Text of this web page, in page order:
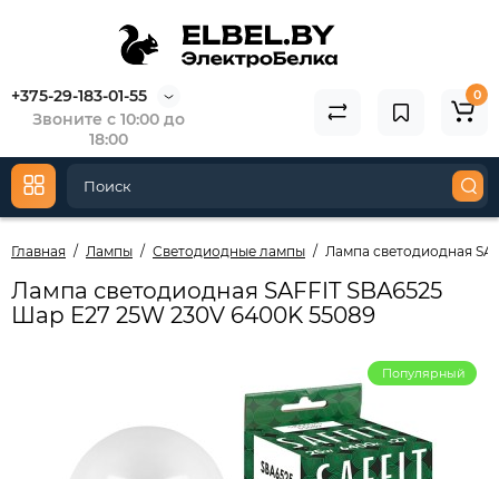
+375-29-183-01-55
Звоните с 10:00 до
18:00
0
Главная Лампы Светодиодные лампы Лампа светодиодная
Лампа светодиодная SAFFIT SBA6525
Шар E27 25W 230V 6400K 55089
Популярный